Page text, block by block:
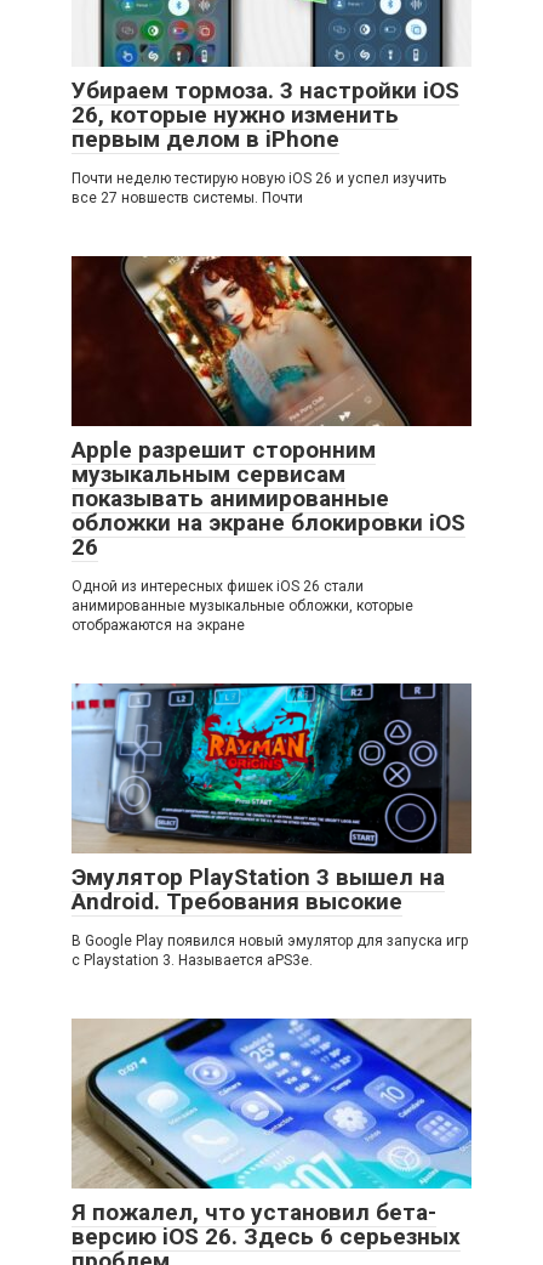
Убираем тормоза. 3 настройки iOS
26, которые нужно изменить
первым делом в iPhone
Почти неделю тестирую новую iOS 26 и успел изучить
все 27 новшеств системы. Почти
Apple разрешит сторонним
музыкальным сервисам
показывать анимированные
обложки на экране блокировки iOS
26
Одной из интересных фишек iOS 26 стали
анимированные музыкальные обложки, которые
отображаются на экране
Эмулятор PlayStation 3 вышел на
Android. Требования высокие
В Google Play появился новый эмулятор для запуска игр
с Playstation 3. Называется aPS3e.
Я пожалел, что установил бета-
версию iOS 26. Здесь 6 серьезных